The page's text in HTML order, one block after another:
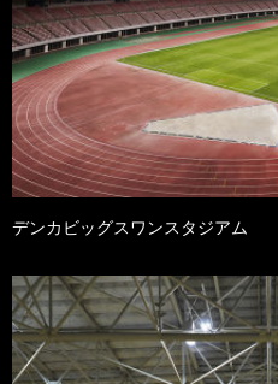
デンカビッグスワンスタジアム